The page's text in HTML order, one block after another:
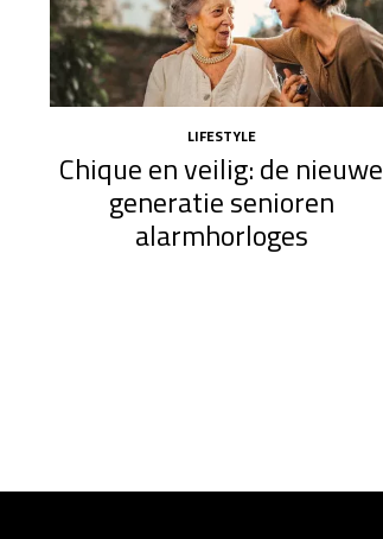
LIFESTYLE
Chique en veilig: de nieuwe
generatie senioren
alarmhorloges